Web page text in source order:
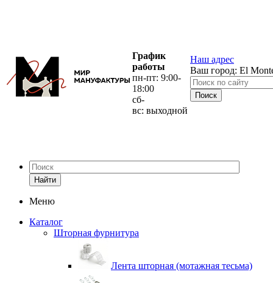
График
работы
пн-пт: 9:00-
18:00
сб-
вс: выходной
Наш адрес
Ваш город: El
Найти
Меню
Каталог
Шторная фурнитура
Лента шторная (мотажная тесьма)